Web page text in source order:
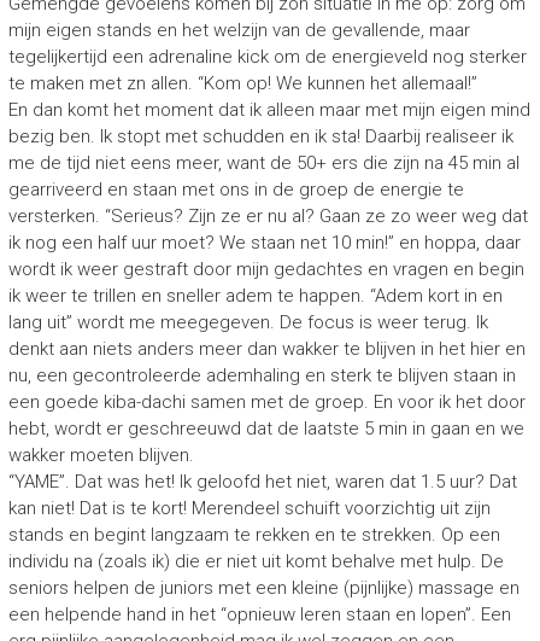
mijn eigen stands en het welzijn van de gevallende, maar
tegelijkertijd een adrenaline kick om de energieveld nog sterker
te maken met zn allen. “Kom op! We kunnen het allemaal!”
En dan komt het moment dat ik alleen maar met mijn eigen mind
bezig ben. Ik stopt met schudden en ik sta! Daarbij realiseer ik
me de tijd niet eens meer, want de 50+ ers die zijn na 45 min al
gearriveerd en staan met ons in de groep de energie te
versterken. “Serieus? Zijn ze er nu al? Gaan ze zo weer weg dat
ik nog een half uur moet? We staan net 10 min!” en hoppa, daar
wordt ik weer gestraft door mijn gedachtes en vragen en begin
ik weer te trillen en sneller adem te happen. “Adem kort in en
lang uit” wordt me meegegeven. De focus is weer terug. Ik
denkt aan niets anders meer dan wakker te blijven in het hier en
nu, een gecontroleerde ademhaling en sterk te blijven staan in
een goede kiba-dachi samen met de groep. En voor ik het door
hebt, wordt er geschreeuwd dat de laatste 5 min in gaan en we
wakker moeten blijven.
“YAME”. Dat was het! Ik geloofd het niet, waren dat 1.5 uur? Dat
kan niet! Dat is te kort! Merendeel schuift voorzichtig uit zijn
stands en begint langzaam te rekken en te strekken. Op een
individu na (zoals ik) die er niet uit komt behalve met hulp. De
seniors helpen de juniors met een kleine (pijnlijke) massage en
een helpende hand in het “opnieuw leren staan en lopen”. Een